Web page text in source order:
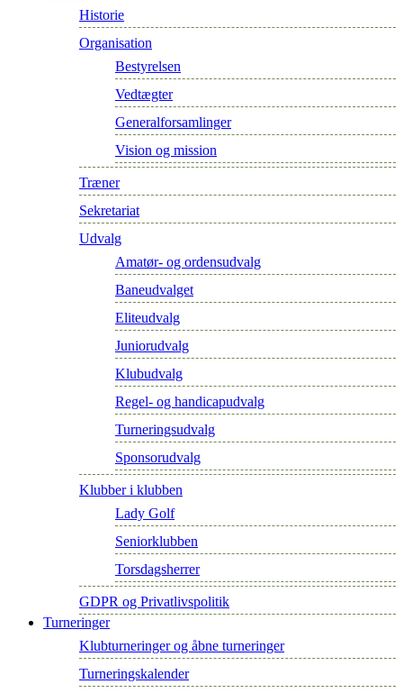
Historie
Organisation
Bestyrelsen
Vedtægter
Generalforsamlinger
Vision og mission
Træner
Sekretariat
Udvalg
Amatør- og ordensudvalg
Baneudvalget
Eliteudvalg
Juniorudvalg
Klubudvalg
Regel- og handicapudvalg
Turneringsudvalg
Sponsorudvalg
Klubber i klubben
Lady Golf
Seniorklubben
Torsdagsherrer
GDPR og Privatlivspolitik
Turneringer
Klubturneringer og åbne turneringer
Turneringskalender